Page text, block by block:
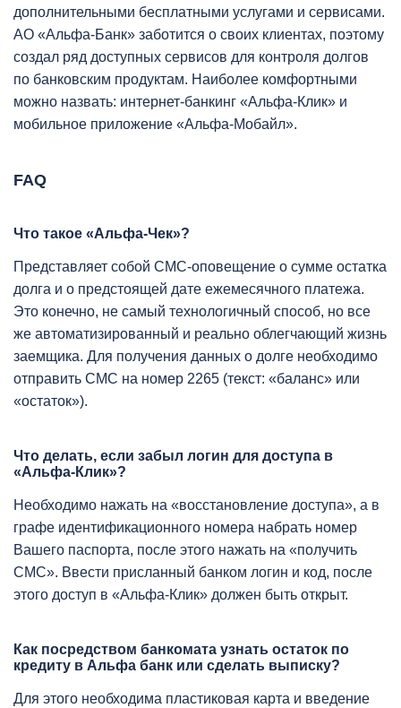
дополнительными бесплатными услугами и сервисами.
АО «Альфа-Банк» заботится о своих клиентах, поэтому
создал ряд доступных сервисов для контроля долгов
по банковским продуктам. Наиболее комфортными
можно назвать: интернет-банкинг «Альфа-Клик» и
мобильное приложение «Альфа-Мобайл».
FAQ
Что такое «Альфа-Чек»?
Представляет собой СМС-оповещение о сумме остатка
долга и о предстоящей дате ежемесячного платежа.
Это конечно, не самый технологичный способ, но все
же автоматизированный и реально облегчающий жизнь
заемщика. Для получения данных о долге необходимо
отправить СМС на номер 2265 (текст: «баланс» или
«остаток»).
Что делать, если забыл логин для доступа в
«Альфа-Клик»?
Необходимо нажать на «восстановление доступа», а в
графе идентификационного номера набрать номер
Вашего паспорта, после этого нажать на «получить
СМС». Ввести присланный банком логин и код, после
этого доступ в «Альфа-Клик» должен быть открыт.
Как посредством банкомата узнать остаток по
кредиту в Альфа банк или сделать выписку?
Для этого необходима пластиковая карта и введение